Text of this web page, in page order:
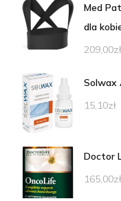
Med
dla
209,00zł
Solwax
15,10zł
Doctor
165,00zł